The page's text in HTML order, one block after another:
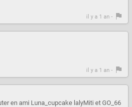
il y a 1 an -
il y a 1 an -
en ami Luna_cupcake lalyMiti et GO_66